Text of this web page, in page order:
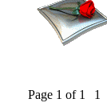
Page 1 of 1 1